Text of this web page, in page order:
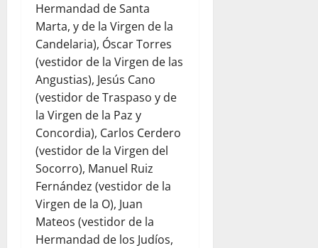
Hermandad de Santa
Marta, y de la Virgen de la
Candelaria), Óscar Torres
(vestidor de la Virgen de las
Angustias), Jesús Cano
(vestidor de Traspaso y de
la Virgen de la Paz y
Concordia), Carlos Cerdero
(vestidor de la Virgen del
Socorro), Manuel Ruiz
Fernández (vestidor de la
Virgen de la O), Juan
Mateos (vestidor de la
Hermandad de los Judíos,